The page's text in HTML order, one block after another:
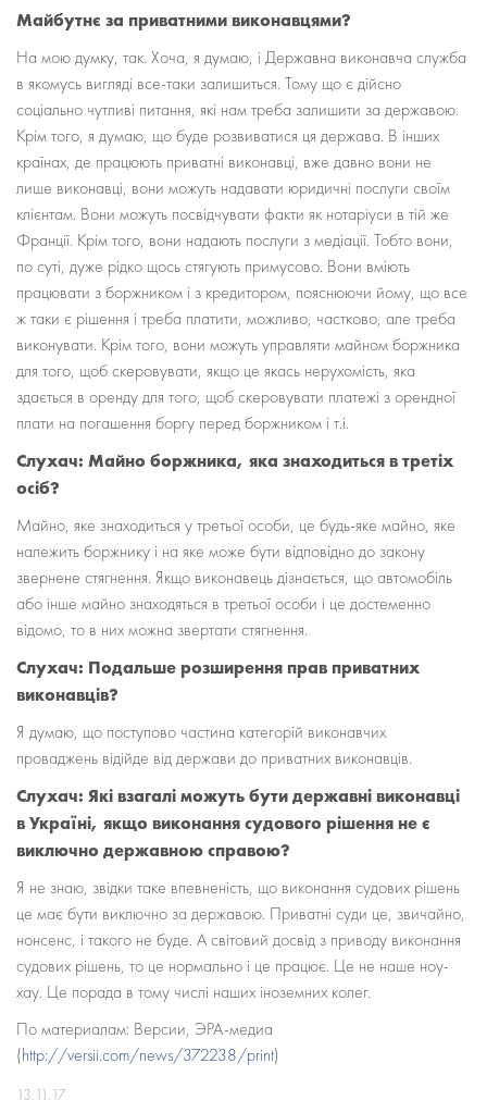
Майбутнє за приватними виконавцями?
На мою думку, так. Хоча, я думаю, і Державна виконавча служба
в якомусь вигляді все-таки залишиться. Тому що є дійсно
соціально чутливі питання, які нам треба залишити за державою.
Крім того, я думаю, що буде розвиватися ця держава. В інших
країнах, де працюють приватні виконавці, вже давно вони не
лише виконавці, вони можуть надавати юридичні послуги своїм
клієнтам. Вони можуть посвідчувати факти як нотаріуси в тій же
Франції. Крім того, вони надають послуги з медіації. Тобто вони,
по суті, дуже рідко щось стягують примусово. Вони вміють
працювати з боржником і з кредитором, пояснюючи йому, що все
ж таки є рішення і треба платити, можливо, частково, але треба
виконувати. Крім того, вони можуть управляти майном боржника
для того, щоб скеровувати, якщо це якась нерухомість, яка
здається в оренду для того, щоб скеровувати платежі з орендної
плати на погашення боргу перед боржником і т.і.
Слухач: Майно боржника, яка знаходиться в третіх
осіб?
Майно, яке знаходиться у третьої особи, це будь-яке майно, яке
належить боржнику і на яке може бути відповідно до закону
звернене стягнення. Якщо виконавець дізнається, що автомобіль
або інше майно знаходяться в третьої особи і це достеменно
відомо, то в них можна звертати стягнення.
Слухач: Подальше розширення прав приватних
виконавців?
Я думаю, що поступово частина категорій виконавчих
проваджень відійде від держави до приватних виконавців.
Слухач: Які взагалі можуть бути державні виконавці
в Україні, якщо виконання судового рішення не є
виключно державною справою?
Я не знаю, звідки таке впевненість, що виконання судових рішень
це має бути виключно за державою. Приватні суди це, звичайно,
нонсенс, і такого не буде. А світовий досвід з приводу виконання
судових рішень, то це нормально і це працює. Це не наше ноу-
хау. Це порада в тому числі наших іноземних колег.
По материалам: Версии, ЭРА-медиа
(http://versii.com/news/372238/print)
13.11.17